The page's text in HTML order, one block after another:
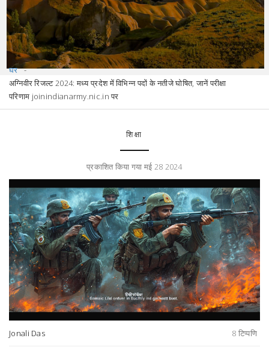
घर
अग्निवीर रिजल्ट 2024: मध्य प्रदेश में विभिन्न पदों के नतीजे घोषित, जानें परीक्षा
परिणाम joinindianarmy.nic.in पर
शिक्षा
प्रकाशित किया गया मई 28 2024
Jonali Das 8 टिप्पणि